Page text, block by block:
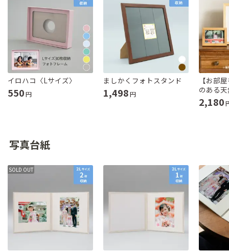
イロハコ〈Lサイズ〉
550円
ましかくフォトスタンド
1,498円
【お部
のある
2,180
写真台紙
SOLD OUT